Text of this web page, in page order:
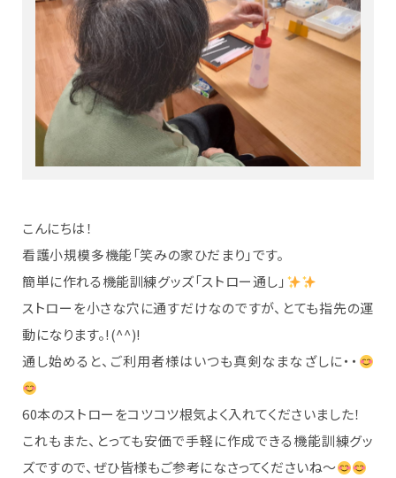
こんにちは！
看護小規模多機能「笑みの家ひだまり」です。
簡単に作れる機能訓練グッズ「ストロー通し」
ストローを小さな穴に通すだけなのですが、とても指先の運
動になります。!(^^)!
通し始めると、ご利用者様はいつも真剣なまなざしに・・
60本のストローをコツコツ根気よく入れてくださいました！
これもまた、とっても安価で手軽に作成できる機能訓練グッ
ズですので、ぜひ皆様もご参考になさってくださいね～